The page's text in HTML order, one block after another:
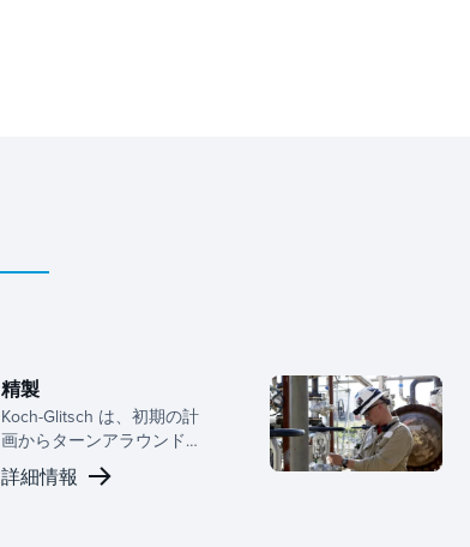
精製
Koch-Glitsch は、初期の計
画からターンアラウンドの
実行まで、ライフサイクル
全体にわたって精製業者と
詳細情報